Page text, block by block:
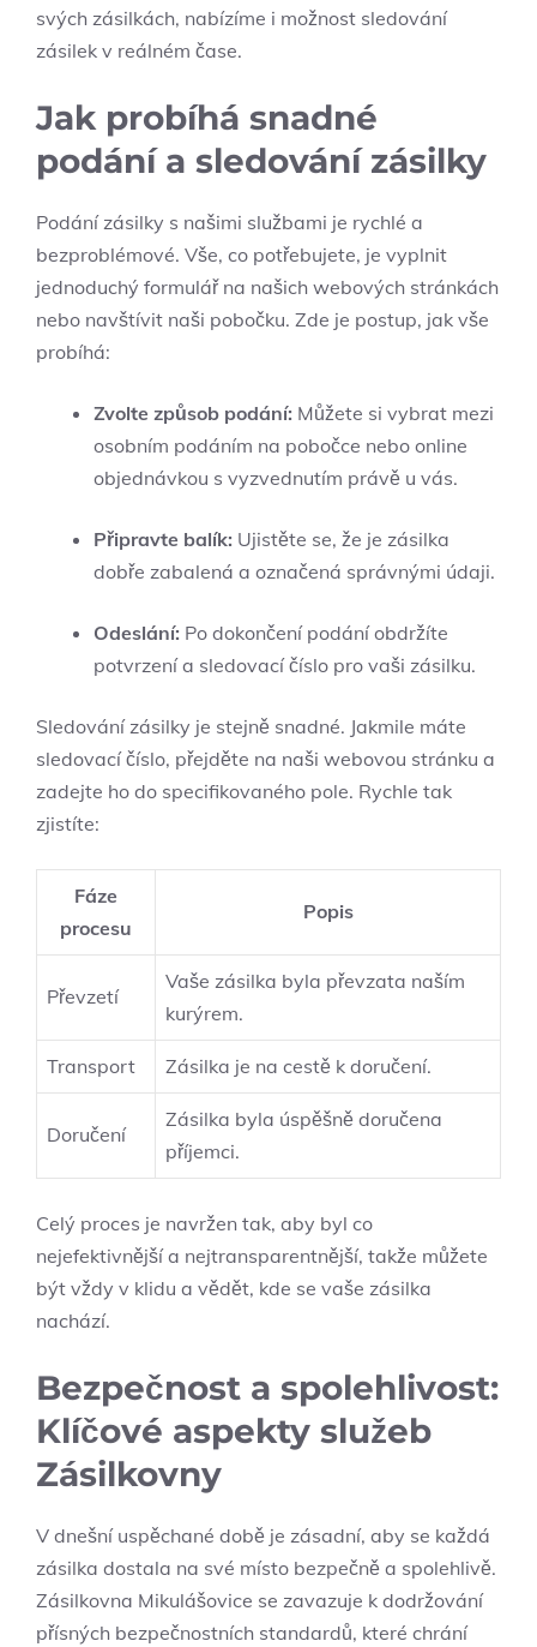
⁢svých zásilkách, nabízíme i možnost⁣ sledování
zásilek v reálném⁣ čase.
Jak probíhá ⁤snadné
podání a sledování zásilky
Podání zásilky s našimi službami je rychlé‍ a
bezproblémové.‍ Vše, co potřebujete, je vyplnit
jednoduchý formulář na našich webových stránkách
nebo navštívit naši pobočku. Zde je⁢ postup, jak vše
probíhá:
Zvolte způsob podání: Můžete si vybrat mezi⁤
osobním podáním ‌na pobočce nebo online
objednávkou s vyzvednutím právě ‌u ‍vás.
Připravte balík: Ujistěte⁢ se, že je zásilka
‌dobře zabalená a označená správnými‍ údaji.
Odeslání: ‍Po ‌dokončení podání obdržíte
potvrzení a sledovací‍ číslo pro vaši ​zásilku.
Sledování ‍zásilky je stejně⁣ snadné. Jakmile máte
sledovací ‌číslo, přejděte na naši‍ webovou stránku a
zadejte ho do specifikovaného ‌pole. Rychle tak
zjistíte:
Fáze
procesu
Popis
Převzetí
Vaše zásilka byla převzata naším
⁢kurýrem.
Transport Zásilka je na cestě k⁣ doručení.
Doručení
Zásilka ​byla úspěšně doručena
příjemci.
Celý proces je navržen tak, aby byl ​co
nejefektivnější a ‌nejtransparentnější, ‍takže ⁣můžete
být ​vždy v klidu a vědět, kde se vaše zásilka
nachází.
Bezpečnost ​a spolehlivost:‌
Klíčové aspekty služeb
Zásilkovny
V dnešní uspěchané době ‍je zásadní,​ aby se každá
zásilka dostala na své místo​ bezpečně a spolehlivě.
Zásilkovna‌ Mikulášovice se ​zavazuje k dodržování
přísných bezpečnostních standardů,​ které chrání